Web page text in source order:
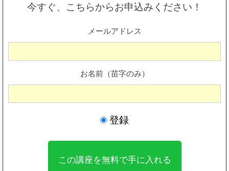
今すぐ、こちらからお申込みください！
メールアドレス
お名前（苗字のみ）
登録